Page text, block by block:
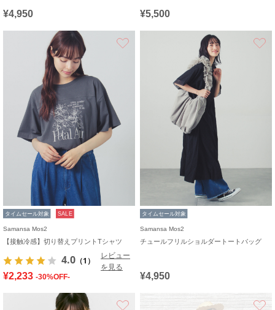
¥4,950 ¥5,500
タイムセール対象 SALE
Samansa Mos2
【接触冷感】切り替えプリントTシャツ
4.0 （1）
レビュー
を見る
¥2,233 -30%OFF-
タイムセール対象
Samansa Mos2
チュールフリルショルダートートバッグ
¥4,950